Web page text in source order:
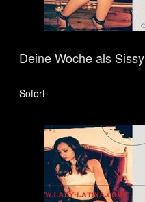
Deine Woche als Sissy
Sofort